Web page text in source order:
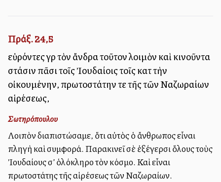
Πράξ. 24,5
εὑρόντες γὰρ τὸν ἄνδρα τοῦτον λοιμὸν καὶ κινοῦντα
στάσιν πᾶσι τοῖς Ἰουδαίοις τοῖς κατὰ τὴν
οἰκουμένην, πρωτοστάτην τε τῆς τῶν Ναζωραίων
αἱρέσεως,
Σωτηρόπουλου
Λοιπὸν διαπιστώσαμε, ὅτι αὐτὸς ὁ ἄνθρωπος εἶναι
πληγὴ καὶ συμφορά. Παρακινεῖ σὲ ἐξέγερσι ὅλους τοὺς
Ἰουδαίους σ’ ὁλόκληρο τὸν κόσμο. Καὶ εἶναι
πρωτοστάτης τῆς αἱρέσεως τῶν Ναζωραίων.